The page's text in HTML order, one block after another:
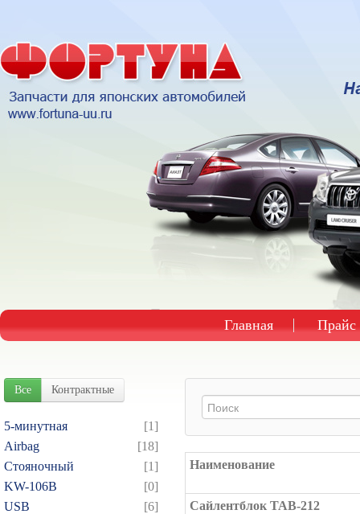
Главная Прайс
Все Контрактные
5-минутная
[1]
Airbag
[18]
Cтояночный
[1]
KW-106B
[0]
USB
[6]
Наименование
Сайлентблок TAB-212